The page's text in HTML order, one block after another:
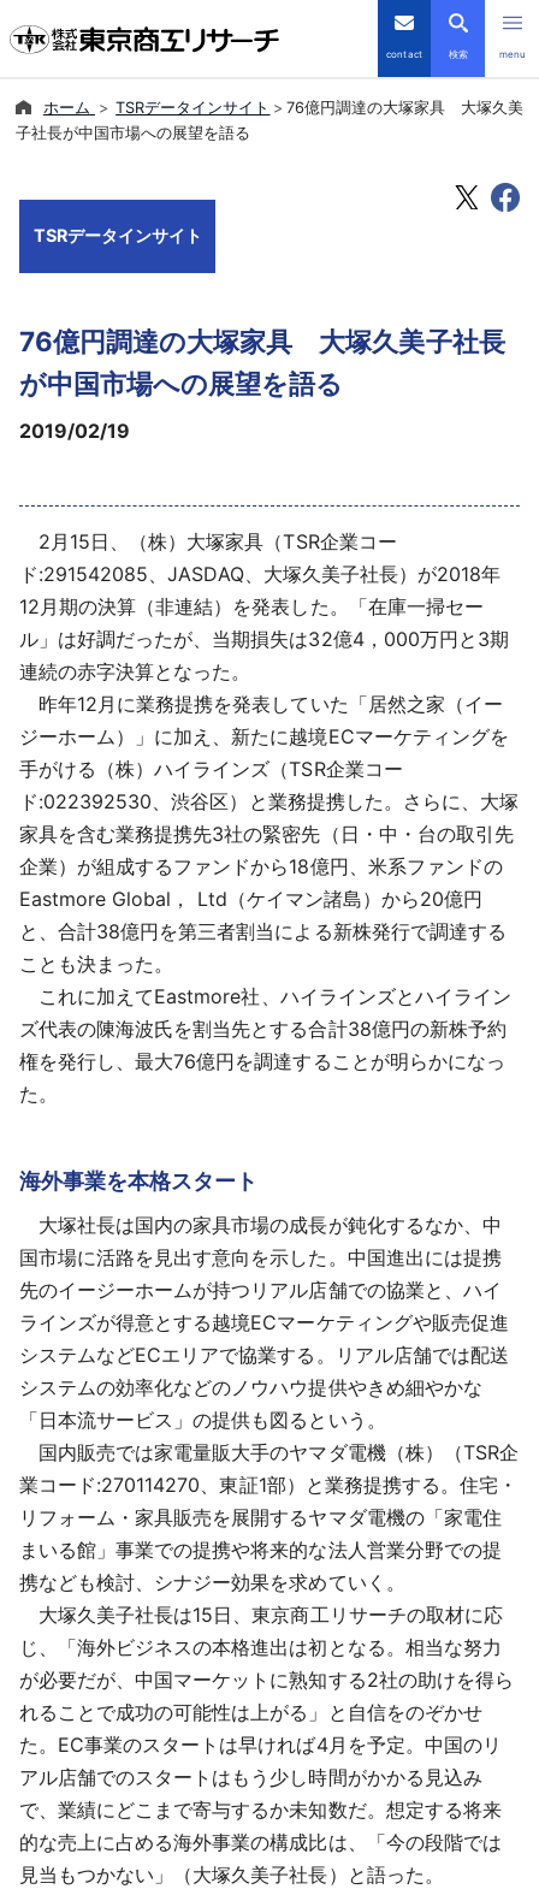
contact 検索 menu
倒産・注目企業情報
会社案内
導入事例
採用情報
よくあるご質問
English
ホーム TSRデータインサイト
76億円調達の大塚家具 大塚久美
子社長が中国市場への展望を語る
TSRデータインサイト
76億円調達の大塚家具 大塚久美子社長
が中国市場への展望を語る
2019/02/19
2月15日、（株）大塚家具（TSR企業コー
ド:291542085、JASDAQ、大塚久美子社長）が2018年
12月期の決算（非連結）を発表した。「在庫一掃セー
ル」は好調だったが、当期損失は32億4，000万円と3期
連続の赤字決算となった。
昨年12月に業務提携を発表していた「居然之家（イー
ジーホーム）」に加え、新たに越境ECマーケティングを
手がける（株）ハイラインズ（TSR企業コー
ド:022392530、渋谷区）と業務提携した。さらに、大塚
家具を含む業務提携先3社の緊密先（日・中・台の取引先
企業）が組成するファンドから18億円、米系ファンドの
Eastmore Global， Ltd（ケイマン諸島）から20億円
と、合計38億円を第三者割当による新株発行で調達する
ことも決まった。
これに加えてEastmore社、ハイラインズとハイライン
ズ代表の陳海波氏を割当先とする合計38億円の新株予約
権を発行し、最大76億円を調達することが明らかになっ
た。
海外事業を本格スタート
大塚社長は国内の家具市場の成長が鈍化するなか、中
国市場に活路を見出す意向を示した。中国進出には提携
先のイージーホームが持つリアル店舗での協業と、ハイ
ラインズが得意とする越境ECマーケティングや販売促進
システムなどECエリアで協業する。リアル店舗では配送
システムの効率化などのノウハウ提供やきめ細やかな
「日本流サービス」の提供も図るという。
国内販売では家電量販大手のヤマダ電機（株）（TSR企
業コード:270114270、東証1部）と業務提携する。住宅・
リフォーム・家具販売を展開するヤマダ電機の「家電住
まいる館」事業での提携や将来的な法人営業分野での提
携なども検討、シナジー効果を求めていく。
大塚久美子社長は15日、東京商工リサーチの取材に応
じ、「海外ビジネスの本格進出は初となる。相当な努力
が必要だが、中国マーケットに熟知する2社の助けを得ら
れることで成功の可能性は上がる」と自信をのぞかせ
た。EC事業のスタートは早ければ4月を予定。中国のリ
アル店舗でのスタートはもう少し時間がかかる見込み
で、業績にどこまで寄与するか未知数だ。想定する将来
的な売上に占める海外事業の構成比は、「今の段階では
見当もつかない」（大塚久美子社長）と語った。